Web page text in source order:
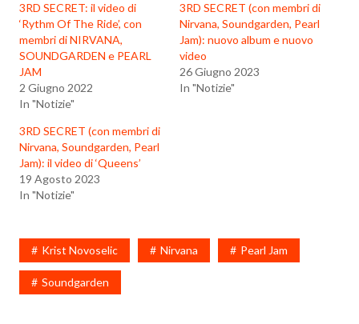
3RD SECRET: il video di
‘Rythm Of The Ride’, con
membri di NIRVANA,
SOUNDGARDEN e PEARL
JAM
2 Giugno 2022
In "Notizie"
3RD SECRET (con membri di
Nirvana, Soundgarden, Pearl
Jam): nuovo album e nuovo
video
26 Giugno 2023
In "Notizie"
3RD SECRET (con membri di
Nirvana, Soundgarden, Pearl
Jam): il video di ‘Queens’
19 Agosto 2023
In "Notizie"
Krist Novoselic Nirvana Pearl Jam
Soundgarden